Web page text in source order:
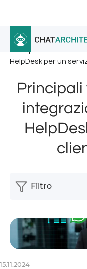
Home / Notizia /
Principali
HelpDesk per un
15.11.2024
Filtro